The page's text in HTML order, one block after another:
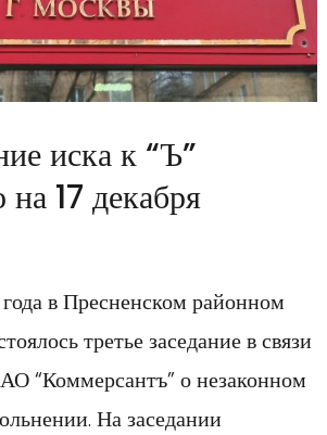
иска к “Ъ”
на 17 декабря
в Пресненском районном
третье заседание в связи
“Коммерсантъ” о незаконном
На заседании